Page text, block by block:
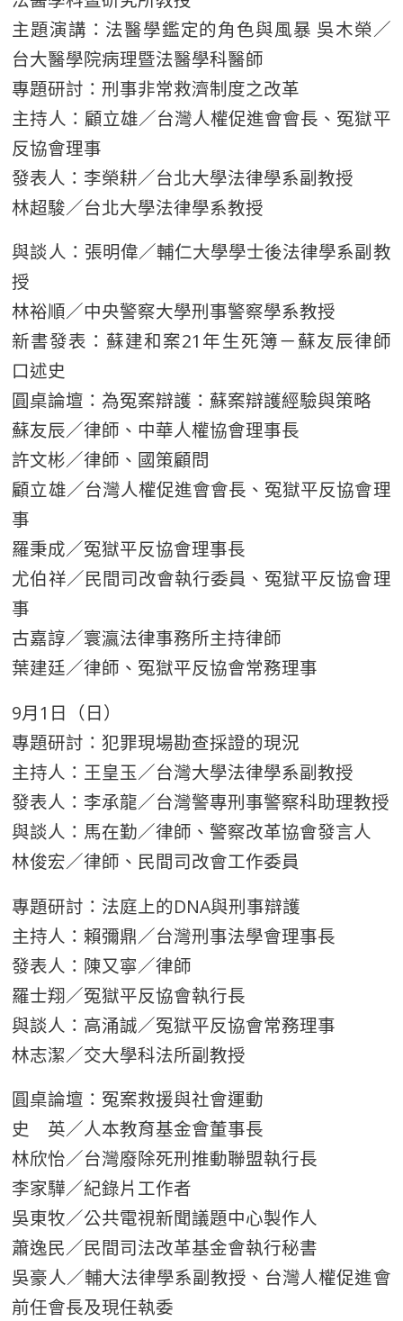
主題演講：法醫學鑑定的角色與風暴 吳木榮／
台大醫學院病理暨法醫學科醫師
專題研討：刑事非常救濟制度之改革
主持人：顧立雄／台灣人權促進會會長、冤獄平
反協會理事
發表人：李榮耕／台北大學法律學系副教授
林超駿／台北大學法律學系教授
與談人：張明偉／輔仁大學學士後法律學系副教
授
林裕順／中央警察大學刑事警察學系教授
新書發表：蘇建和案21年生死簿－蘇友辰律師
口述史
圓桌論壇：為冤案辯護：蘇案辯護經驗與策略
蘇友辰／律師、中華人權協會理事長
許文彬／律師、國策顧問
顧立雄／台灣人權促進會會長、冤獄平反協會理
事
羅秉成／冤獄平反協會理事長
尤伯祥／民間司改會執行委員、冤獄平反協會理
事
古嘉諄／寰瀛法律事務所主持律師
葉建廷／律師、冤獄平反協會常務理事
9月1日（日）
專題研討：犯罪現場勘查採證的現況
主持人：王皇玉／台灣大學法律學系副教授
發表人：李承龍／台灣警專刑事警察科助理教授
與談人：馬在勤／律師、警察改革協會發言人
林俊宏／律師、民間司改會工作委員
專題研討：法庭上的DNA與刑事辯護
主持人：賴彌鼎／台灣刑事法學會理事長
發表人：陳又寧／律師
羅士翔／冤獄平反協會執行長
與談人：高涌誠／冤獄平反協會常務理事
林志潔／交大學科法所副教授
圓桌論壇：冤案救援與社會運動
史 英／人本教育基金會董事長
林欣怡／台灣廢除死刑推動聯盟執行長
李家驊／紀錄片工作者
吳東牧／公共電視新聞議題中心製作人
蕭逸民／民間司法改革基金會執行秘書
吳豪人／輔大法律學系副教授、台灣人權促進會
前任會長及現任執委